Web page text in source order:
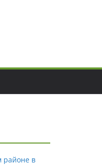
районе в